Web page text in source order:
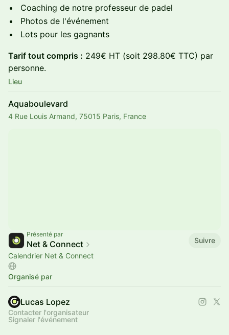
​Coaching de notre professeur de padel
Photos de l'événement
Lots pour les gagnants
Tarif tout compris : 249€ HT (soit 298.80€ TTC) par
personne.
Lieu
Aquaboulevard
4 Rue Louis Armand, 75015 Paris, France
Présenté par
Net & Connect
Suivre
Calendrier Net & Connect
Organisé par
Lucas Lopez
Contacter l'organisateur
Signaler l'événement